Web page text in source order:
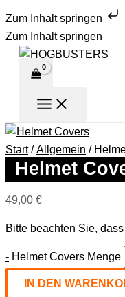
Zum Inhalt springen
Zum Inhalt springen
Start/Allgemein /
Helmet
49,00 €
Bitte beachten Sie,
- Helmet Covers Menge
IN DEN